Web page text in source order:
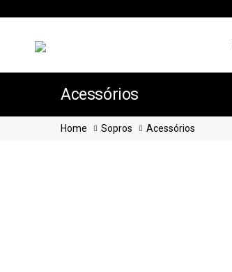
Acessórios
Home Sopros Acessórios